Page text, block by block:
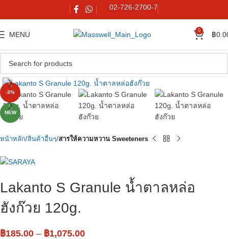
02-726-2700-7
MENU 0 ฿
-3%
NEW
Click to enlarge
หน้าหลัก สินค้าอื่นๆ สารให้ความหวาน Sweeteners
Lakanto S Granule น้ำตาลหล่อ
ฮังก๊วย 120g.
฿185.00 – ฿1,075.00